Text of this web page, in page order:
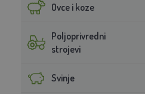
Ovce i koze
Poljoprivredni
strojevi
Svinje